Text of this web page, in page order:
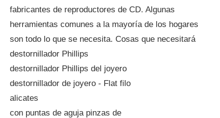
fabricantes de reproductores de CD. Algunas
herramientas comunes a la mayoría de los hogares
son todo lo que se necesita. Cosas que necesitará
destornillador Phillips
destornillador Phillips del joyero
destornillador de joyero - Flat filo
alicates
con puntas de aguja pinzas de